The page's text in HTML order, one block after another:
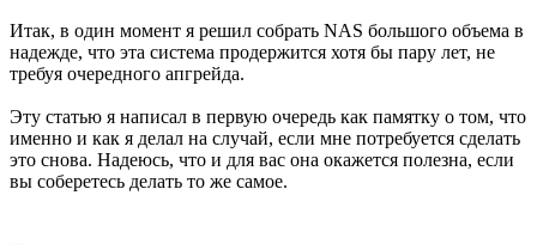
Итак, в один момент я решил собрать NAS большого объема в
надежде, что эта система продержится хотя бы пару лет, не
требуя очередного апгрейда.
Эту статью я написал в первую очередь как памятку о том, что
именно и как я делал на случай, если мне потребуется сделать
это снова. Надеюсь, что и для вас она окажется полезна, если
вы соберетесь делать то же самое.